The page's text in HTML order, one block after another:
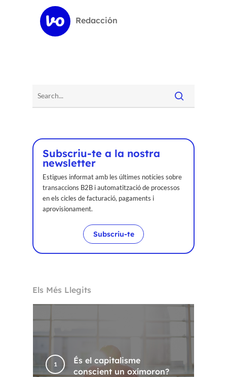
Redacción
Subscriu-te a la nostra
newsletter
Estigues informat amb les últimes notícies sobre
transaccions B2B i automatització de processos
en els cicles de facturació, pagaments i
aprovisionament.
Subscriu-te
Els Més Llegits
És el capitalisme
conscient un oxímoron?